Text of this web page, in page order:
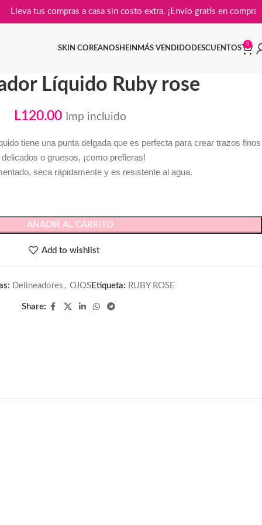
Lleva tus compras a casa sin costo extra. ¡Envío gratis en
SKIN COREANOSHEIN MÁS VENDIDO DESCUENTOS
0
Líquido Ruby rose
L120.00 Imp incluido
tiene una punta delgada que es perfecta para crear trazos finos
o gruesos, ¡como prefieras!
seca rápidamente y es resistente al agua.
AÑADIR AL CARRITO
Add to wishlist
Delineadores , OJOS Etiqueta: RUBY ROSE
Share: